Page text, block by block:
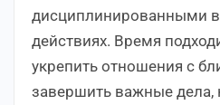
дисциплинированными
действиях. Время
укрепить отношения с
завершить важные дела,